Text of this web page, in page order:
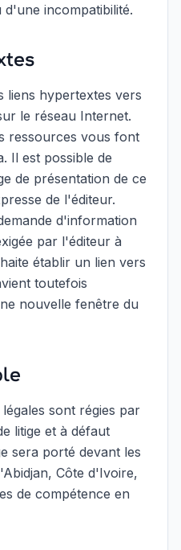
incompatibilité.
liens hypertextes vers
le réseau Internet.
ressources vous font
Il est possible de
de présentation de ce
de l'éditeur.
d'information
par l'éditeur à
établir un lien vers
toutefois
nouvelle fenêtre du
sont régies par
litige et à défaut
sera porté devant les
Côte d'Ivoire,
de compétence en